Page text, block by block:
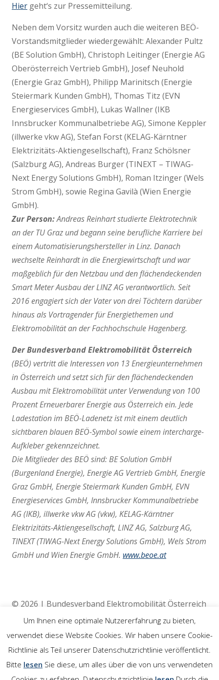
Hier geht‘s zur Pressemitteilung.
Neben dem Vorsitz wurden auch die weiteren BEÖ-
Vorstandsmitglieder wiedergewählt: Alexander Pultz
(BE Solution GmbH), Christoph Leitinger (Energie AG
Oberösterreich Vertrieb GmbH), Josef Neuhold
(Energie Graz GmbH), Philipp Marinitsch (Energie
Steiermark Kunden GmbH), Thomas Titz (EVN
Energieservices GmbH), Lukas Wallner (IKB
Innsbrucker Kommunalbetriebe AG), Simone Keppler
(illwerke vkw AG), Stefan Forst (KELAG-Kärntner
Elektrizitäts-Aktiengesellschaft), Franz Schölsner
(Salzburg AG), Andreas Burger (TINEXT – TIWAG-
Next Energy Solutions GmbH), Roman Itzinger (Wels
Strom GmbH), sowie Regina Gavilà (Wien Energie
GmbH).
Zur Person:Andreas Reinhart studierte Elektrotechnik
an der TU Graz und begann seine berufliche Karriere bei
einem Automatisierungshersteller in Linz. Danach
wechselte Reinhardt in die Energiewirtschaft und war
maßgeblich für den Netzbau und den flächendeckenden
Smart Meter Ausbau der LINZ AG verantwortlich. Seit
2016 engagiert sich der Vater von drei Töchtern darüber
hinaus als Vortragender für Energiethemen und
Elektromobilität an der Fachhochschule Hagenberg.
Der Bundesverband Elektromobilität Österreich
(BEÖ) vertritt die Interessen von 13 Energieunternehmen
in Österreich und setzt sich für den flächendeckenden
Ausbau mit Elektromobilität unter Verwendung von 100
Prozent Erneuerbarer Energie aus Österreich ein. Jede
Ladestation im BEÖ-Ladenetz ist mit einem deutlich
sichtbaren blauen BEÖ-Symbol sowie einem intercharge-
Aufkleber gekennzeichnet.
Die Mitglieder des BEÖ sind: BE Solution GmbH
(Burgenland Energie), Energie AG Vertrieb GmbH, Energie
Graz GmbH, Energie Steiermark Kunden GmbH, EVN
Energieservices GmbH, Innsbrucker Kommunalbetriebe
AG (IKB), illwerke vkw AG (vkw), KELAG-Kärntner
Elektrizitäts-Aktiengesellschaft, LINZ AG, Salzburg AG,
TINEXT (TIWAG-Next Energy Solutions GmbH), Wels Strom
GmbH und Wien Energie GmbH. www.beoe.at
© 2026 | Bundesverband Elektromobilität Österreich
(BEÖ) | 4020 Linz
Rechtliches
Um Ihnen eine optimale Nutzererfahrung zu bieten,
verwendet diese Website Cookies. Wir haben unsere Cookie-
Richtlinie als Teil unserer Datenschutzrichtlinie veröffentlicht.
Bitte lesen Sie diese, um alles über die von uns verwendeten